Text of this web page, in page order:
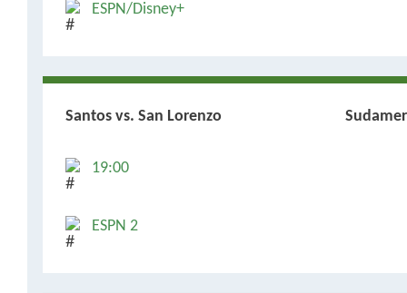
ESPN/Disney+
Santos vs. San Lorenzo
19:00
ESPN 2